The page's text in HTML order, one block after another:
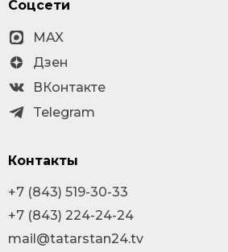
Соцсети
MAX
Дзен
ВКонтакте
Telegram
Контакты
+7 (843) 519-30-33
+7 (843) 224-24-24
mail@tatarstan24.tv